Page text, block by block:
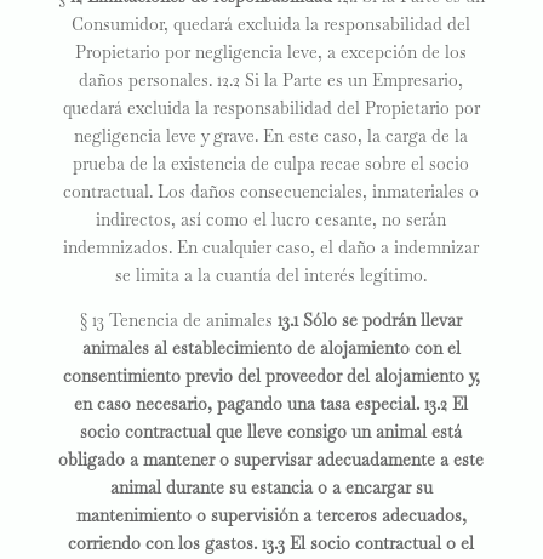
Consumidor, quedará excluida la responsabilidad del
Propietario por negligencia leve, a excepción de los
daños personales. 12.2 Si la Parte es un Empresario,
quedará excluida la responsabilidad del Propietario por
negligencia leve y grave. En este caso, la carga de la
prueba de la existencia de culpa recae sobre el socio
contractual. Los daños consecuenciales, inmateriales o
indirectos, así como el lucro cesante, no serán
indemnizados. En cualquier caso, el daño a indemnizar
se limita a la cuantía del interés legítimo.
§ 13 Tenencia de animales13.1 Sólo se podrán llevar
animales al establecimiento de alojamiento con el
consentimiento previo del proveedor del alojamiento y,
en caso necesario, pagando una tasa especial. 13.2 El
socio contractual que lleve consigo un animal está
obligado a mantener o supervisar adecuadamente a este
animal durante su estancia o a encargar su
mantenimiento o supervisión a terceros adecuados,
corriendo con los gastos. 13.3 El socio contractual o el